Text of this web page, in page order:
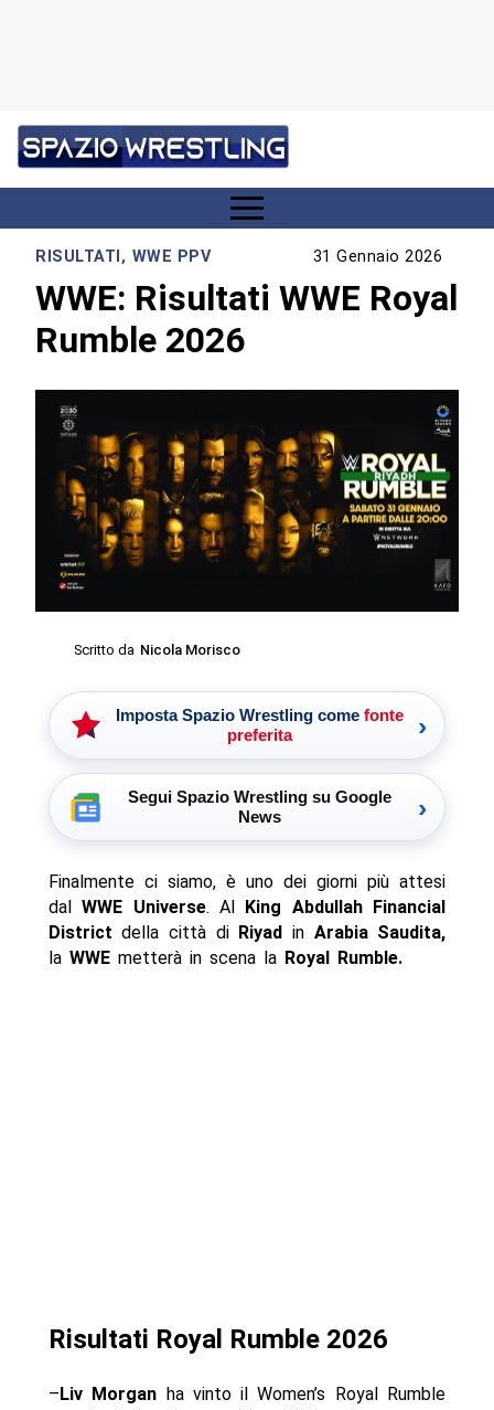
RISULTATI, WWE PPV 31 Gennaio 2026
WWE: Risultati WWE Royal
Rumble 2026
Scritto da Nicola Morisco
Imposta Spazio Wrestling come fonte
preferita
›
Segui Spazio Wrestling su Google
News
›
Finalmente ci siamo, è uno dei giorni più attesi
dalWWE Universe. Al
King Abdullah Financial
District della città di Riyad in Arabia Saudita,
laWWEmetterà in scena laRoyal Rumble.
Risultati Royal Rumble 2026
– Liv Morgan ha vinto il Women’s Royal Rumble